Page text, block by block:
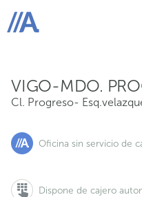
ABANCA
VIGO-MDO.
Cl. Progreso-
Oficina sin servicio de
Dispone de cajero
Cl. Progreso-